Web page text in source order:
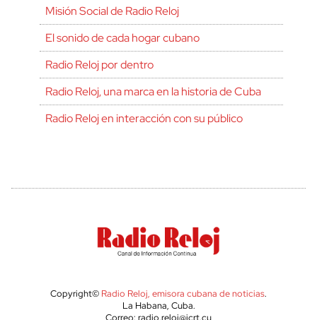
Misión Social de Radio Reloj
El sonido de cada hogar cubano
Radio Reloj por dentro
Radio Reloj, una marca en la historia de Cuba
Radio Reloj en interacción con su público
Copyright© Radio Reloj, emisora cubana de noticias.
La Habana, Cuba.
Correo: radio.reloj@icrt.cu